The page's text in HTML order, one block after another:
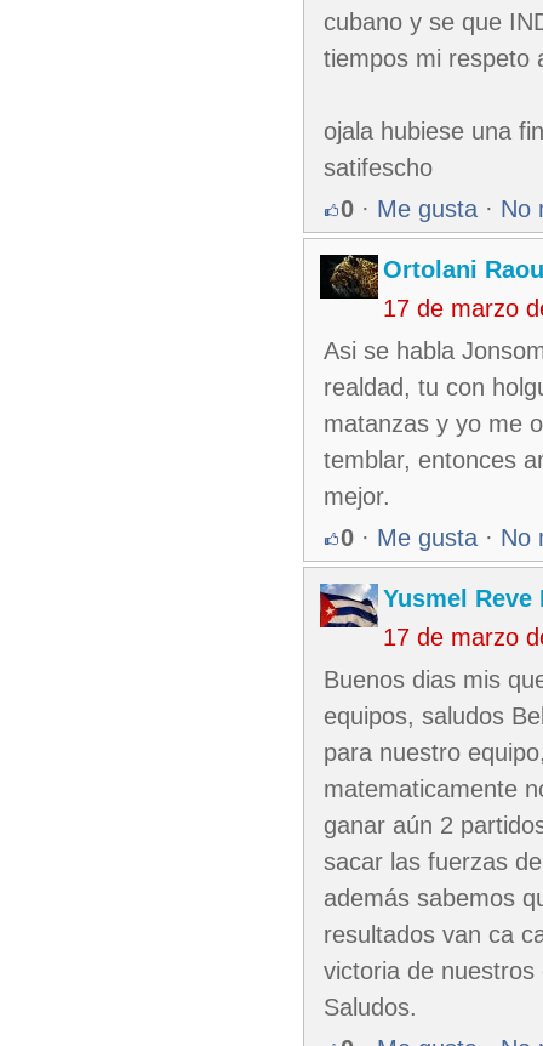
cubano y se que
tiempos mi respeto
ojala hubiese una
satifescho
0 · Me gusta · No
Ortolani
17 de marzo
Asi se habla
realdad, tu con
matanzas y yo me
temblar, entonces
mejor.
0 · Me gusta · No
Yusmel Reve
17 de marzo
Buenos dias mis
equipos, saludos
para nuestro
matematicamente
ganar aún 2
sacar las fuerzas
además sabemos
resultados van ca
victoria de
Saludos.